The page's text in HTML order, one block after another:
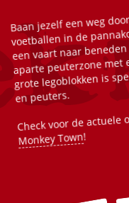
Baan jezelf een weg
voetballen in de
een vaart naar
aparte peuterzone
grote legoblokken is
en peuters.
Check voor de
Monkey Town!